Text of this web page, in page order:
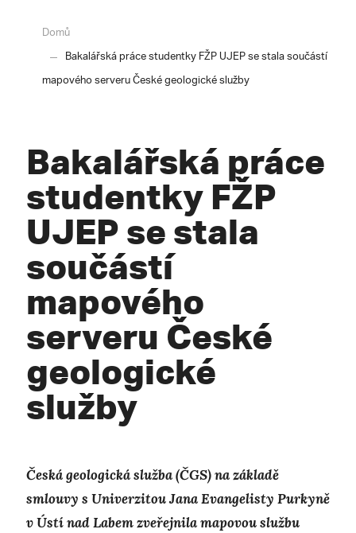
Domů
Bakalářská práce studentky FŽP UJEP se stala součástí
mapového serveru České geologické služby
Bakalářská práce
studentky FŽP
UJEP se stala
součástí
mapového
serveru České
geologické
služby
Česká geologická služba (ČGS) na základě
smlouvy s Univerzitou Jana Evangelisty Purkyně
v Ústí nad Labem zveřejnila mapovou službu